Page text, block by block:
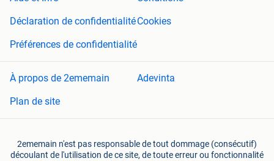
Déclaration de confidentialitéCookies
Préférences de confidentialité
À propos de 2ememain
Adevinta
Plan de site
2ememain n'est pas responsable de tout dommage (consécutif)
découlant de l'utilisation de ce site, de toute erreur ou fonctionnalité